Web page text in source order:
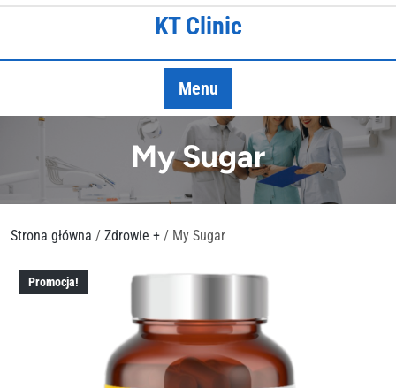
Skip
KT Clinic
Menu
My Sugar
Strona główna / Zdrowie + / My Sugar
Promocja!